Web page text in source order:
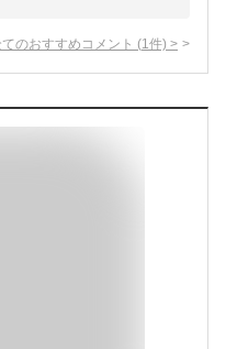
のおすすめコメント (1 件) >